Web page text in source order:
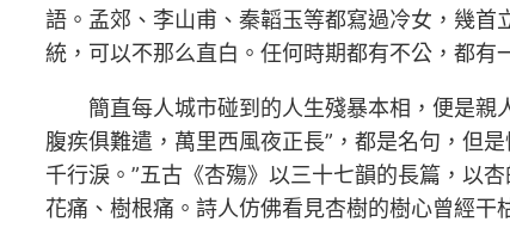
語。孟郊、李山甫、秦韜玉等都寫過冷女，幾
統，可以不那么直白。任何時期都有不公，都有
簡直每人城市碰到的人生殘暴本相，便是親
腹疾俱難遣，萬里西風夜正長”，都是名句，但
千行淚。”五古《杏殤》以三十七韻的長篇，以
花痛、樹根痛。詩人仿佛看見杏樹的樹心曾經